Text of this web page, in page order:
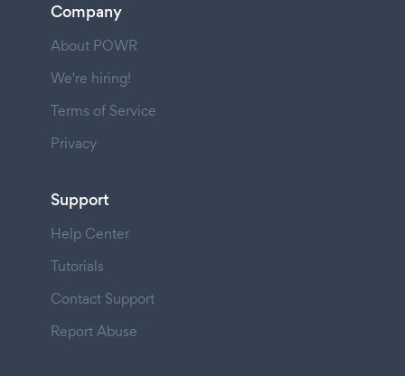
Company
About POWR
We're hiring!
Terms of Service
Privacy
Support
Help Center
Tutorials
Contact Support
Report Abuse